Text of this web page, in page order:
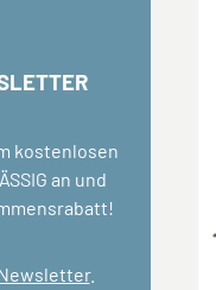
kostenlosen
an und
.